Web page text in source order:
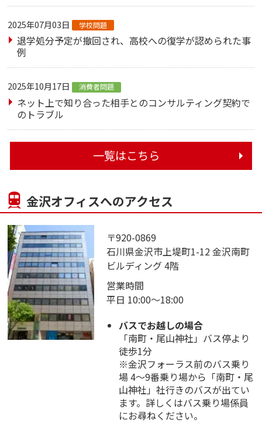
2025年07月03日 学校問題
退学処分予定が撤回され、高校への復学が認められた事
例
2025年10月17日 消費者問題
ネット上で知り合った相手とのコンサルティング契約で
のトラブル
一覧はこちら
金沢オフィスへのアクセス
〒920-0869
石川県金沢市上堤町1-12 金沢南町
ビルディング 4階
営業時間
平日 10:00～18:00
バスでお越しの場合
「南町・尾山神社」バス停より
徒歩1分
※金沢フォーラス前のバス乗り
場 4～9番乗り場から「南町・尾
山神社」社行きのバスが出てい
ます。詳しくはバス乗り場係員
にお尋ねください。